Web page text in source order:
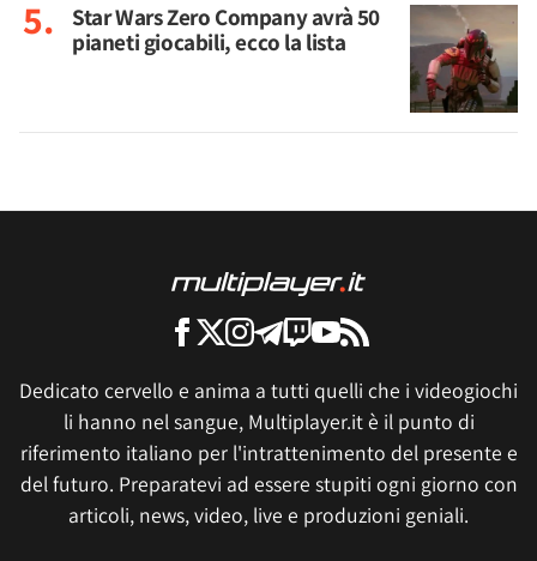
Star Wars Zero Company avrà 50
pianeti giocabili, ecco la lista
Dedicato cervello e anima a tutti quelli che i videogiochi
li hanno nel sangue, Multiplayer.it è il punto di
riferimento italiano per l'intrattenimento del presente e
del futuro. Preparatevi ad essere stupiti ogni giorno con
articoli, news, video, live e produzioni geniali.